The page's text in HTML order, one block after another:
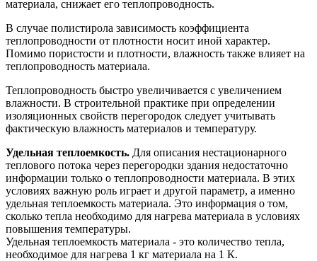
материала, снижает его теплопроводность.
В случае полистирола зависимость коэффициента
теплопроводности от плотности носит иной характер.
Помимо пористости и плотности, влажность также влияет на
теплопроводность материала.
Теплопроводность быстро увеличивается с увеличением
влажности. В строительной практике при определении
изоляционных свойств перегородок следует учитывать
фактическую влажность материалов и температуру.
Удельная теплоемкость. Для описания нестационарного
теплового потока через перегородки здания недостаточно
информации только о теплопроводности материала. В этих
условиях важную роль играет и другой параметр, а именно
удельная теплоемкость материала. Это информация о том,
сколько тепла необходимо для нагрева материала в условиях
повышения температуры.
Удельная теплоемкость материала - это количество тепла,
необходимое для нагрева 1 кг материала на 1 К.